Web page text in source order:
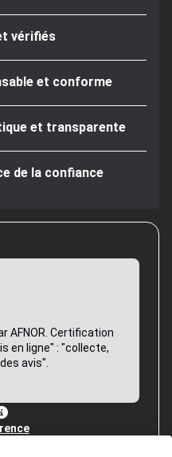
vérifiés
et conforme
et transparente
de la confiance
AFNOR. Certification
en ligne" : "collecte,
avis".